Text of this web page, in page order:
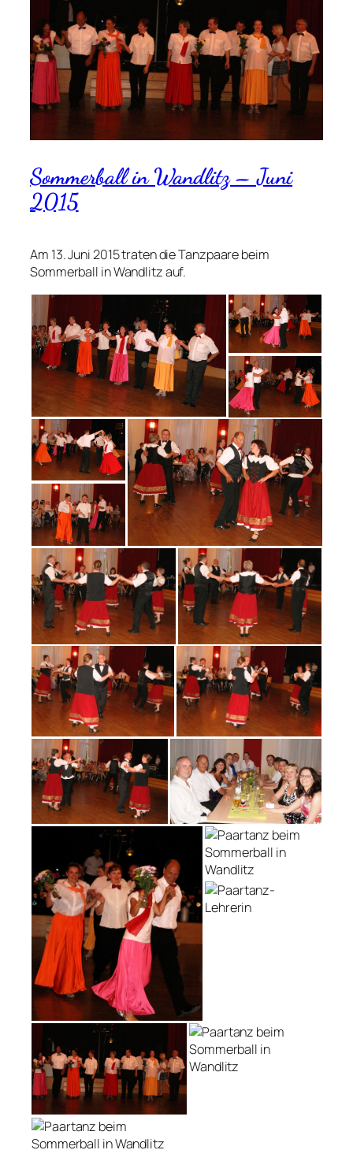
Sommerball in Wandlitz – Juni
2015
Am 13. Juni 2015 traten die Tanzpaare beim
Sommerball in Wandlitz auf.